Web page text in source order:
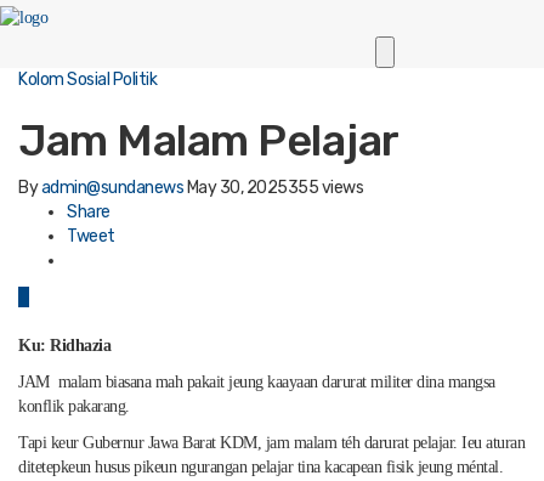
Kolom Sosial Politik
Jam Malam Pelajar
Byadmin@sundanews May 30, 2025355 views
Share
Tweet
Ku: Ridhazia
JAM malam biasana mah pakait jeung kaayaan darurat militer dina mangsa
konflik pakarang.
Tapi keur Gubernur Jawa Barat KDM, jam malam téh darurat pelajar. Ieu aturan
ditetepkeun husus pikeun ngurangan pelajar tina kacapean fisik jeung méntal.